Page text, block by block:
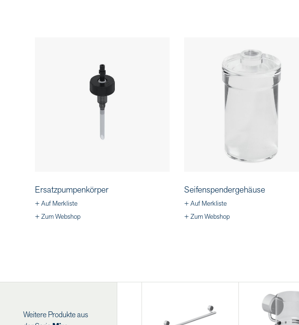
Ersatzpumpenkörper
+ Auf Merkliste
+ Zum Webshop
Seifenspendergehäuse
+ Auf Merkliste
+ Zum Webshop
Weitere Produkte aus